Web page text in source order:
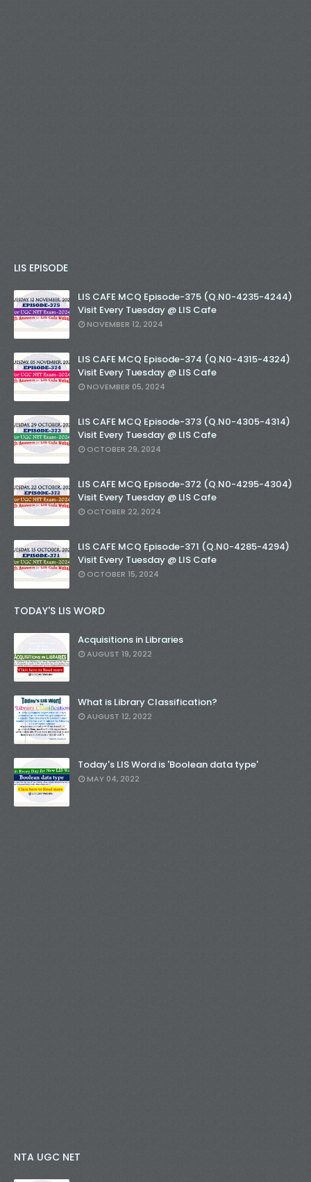
LIS EPISODE
LIS CAFE MCQ Episode-375 (Q.N0-4235-4244)
Visit Every Tuesday @ LIS Cafe
NOVEMBER 12, 2024
LIS CAFE MCQ Episode-374 (Q.N0-4315-4324)
Visit Every Tuesday @ LIS Cafe
NOVEMBER 05, 2024
LIS CAFE MCQ Episode-373 (Q.N0-4305-4314)
Visit Every Tuesday @ LIS Cafe
OCTOBER 29, 2024
LIS CAFE MCQ Episode-372 (Q.N0-4295-4304)
Visit Every Tuesday @ LIS Cafe
OCTOBER 22, 2024
LIS CAFE MCQ Episode-371 (Q.N0-4285-4294)
Visit Every Tuesday @ LIS Cafe
OCTOBER 15, 2024
TODAY'S LIS WORD
Acquisitions in Libraries
AUGUST 19, 2022
What is Library Classification?
AUGUST 12, 2022
Today's LIS Word is 'Boolean data type'
MAY 04, 2022
NTA UGC NET